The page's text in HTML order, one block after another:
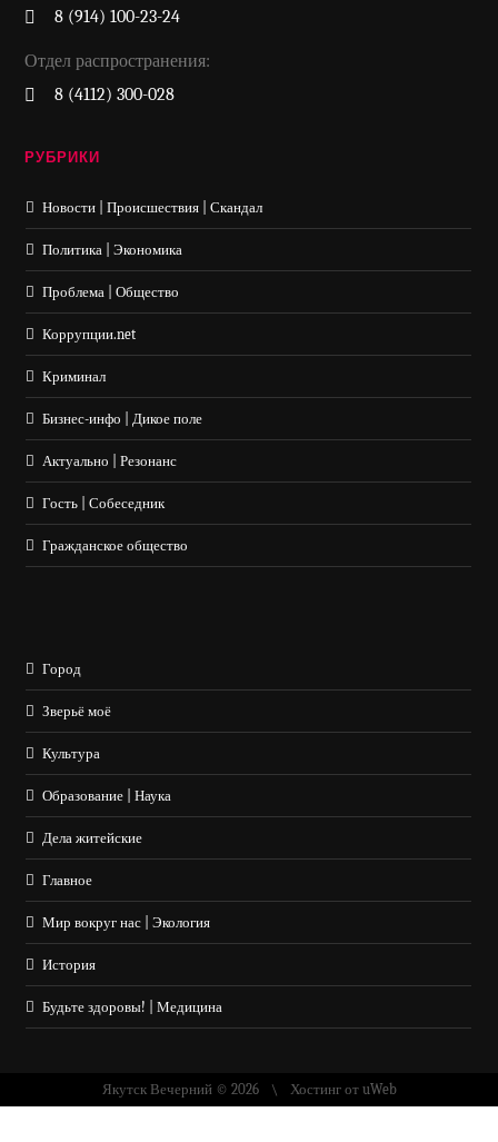
8 (914) 100-23-24
Отдел распространения:
8 (4112) 300-028
РУБРИКИ
Новости | Происшествия | Скандал
Политика | Экономика
Проблема | Общество
Коррупции.net
Криминал
Бизнес-инфо | Дикое поле
Актуально | Резонанс
Гость | Собеседник
Гражданское общество
Город
Зверьё моё
Культура
Образование | Наука
Дела житейские
Главное
Мир вокруг нас | Экология
История
Будьте здоровы! | Медицина
Якутск Вечерний © 2026 Хостинг от uWeb